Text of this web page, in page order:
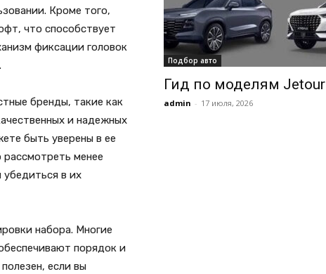
Кроме того,
что способствует
фиксации головок
бренды, такие как
и надежных
быть уверены в ее
менее
в их
набора. Многие
порядок и
если вы
Подбор авто
Гид по моделям Jetour
admin - 17 июля, 2026